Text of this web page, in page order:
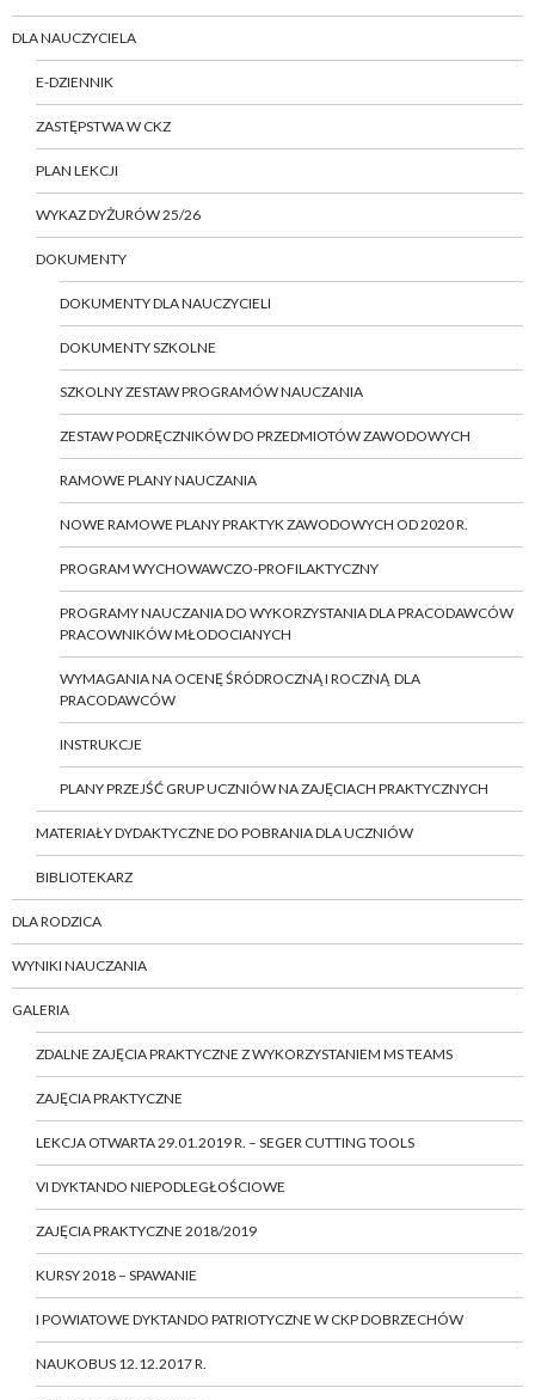
DLA NAUCZYCIELA
E-DZIENNIK
ZASTĘPSTWA W CKZ
PLAN LEKCJI
WYKAZ DYŻURÓW 25/26
DOKUMENTY
DOKUMENTY DLA NAUCZYCIELI
DOKUMENTY SZKOLNE
SZKOLNY ZESTAW PROGRAMÓW NAUCZANIA
ZESTAW PODRĘCZNIKÓW DO PRZEDMIOTÓW ZAWODOWYCH
RAMOWE PLANY NAUCZANIA
NOWE RAMOWE PLANY PRAKTYK ZAWODOWYCH OD 2020 R.
PROGRAM WYCHOWAWCZO-PROFILAKTYCZNY
PROGRAMY NAUCZANIA DO WYKORZYSTANIA DLA PRACODAWCÓW
PRACOWNIKÓW MŁODOCIANYCH
WYMAGANIA NA OCENĘ ŚRÓDROCZNĄ I ROCZNĄ DLA
PRACODAWCÓW
INSTRUKCJE
PLANY PRZEJŚĆ GRUP UCZNIÓW NA ZAJĘCIACH PRAKTYCZNYCH
MATERIAŁY DYDAKTYCZNE DO POBRANIA DLA UCZNIÓW
BIBLIOTEKARZ
DLA RODZICA
WYNIKI NAUCZANIA
GALERIA
ZDALNE ZAJĘCIA PRAKTYCZNE Z WYKORZYSTANIEM MS TEAMS
ZAJĘCIA PRAKTYCZNE
LEKCJA OTWARTA 29.01.2019 R. – SEGER CUTTING TOOLS
VI DYKTANDO NIEPODLEGŁOŚCIOWE
ZAJĘCIA PRAKTYCZNE 2018/2019
KURSY 2018 – SPAWANIE
I POWIATOWE DYKTANDO PATRIOTYCZNE W CKP DOBRZECHÓW
NAUKOBUS 12.12.2017 R.